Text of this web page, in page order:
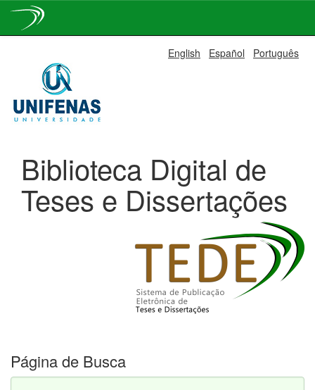
navigation
English Español Português
Biblioteca Digital de
Teses e Dissertações
Página de Busca